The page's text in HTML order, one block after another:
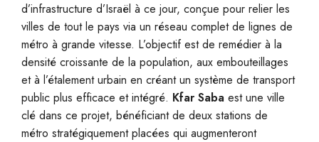
d’infrastructure d’Israël à ce jour, conçue pour relier les
villes de tout le pays via un réseau complet de lignes de
métro à grande vitesse. L’objectif est de remédier à la
densité croissante de la population, aux embouteillages
et à l’étalement urbain en créant un système de transport
public plus efficace et intégré. Kfar Saba est une ville
clé dans ce projet, bénéficiant de deux stations de
métro stratégiquement placées qui augmenteront